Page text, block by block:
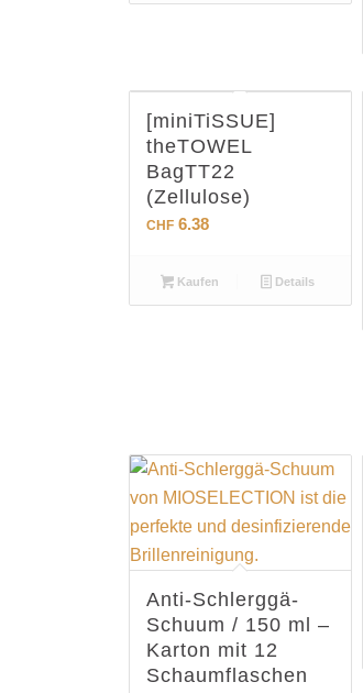
[miniTiSSUE]
theTOWEL
BagTT22
(Zellulose)
CHF 6.38
Kaufen Details
Anti-Schlerggä-
Schuum / 150 ml –
Karton mit 12
Schaumflaschen